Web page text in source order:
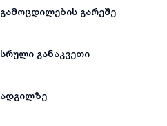
გამოცდილების გარეშე
სრული განაკვეთი
ადგილზე